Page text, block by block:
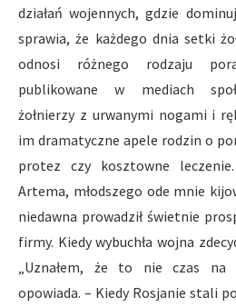
działań wojennych, gdzie
sprawia, że każdego dnia setki
odnosi różnego rodzaju
publikowane w mediach
żołnierzy z urwanymi nogami i
im dramatyczne apele rodzin o
protez czy kosztowne
Artema, młodszego ode mnie
niedawna prowadził świetnie
firmy. Kiedy wybuchła wojna
„Uznałem, że to nie czas na
opowiada. – Kiedy Rosjanie stali